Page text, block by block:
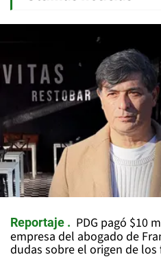
Reportaje
PDG pagó $10
empresa del abogado de
dudas sobre el origen de los